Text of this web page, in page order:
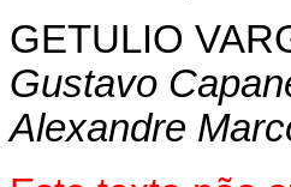
GETULIO
Gustavo
Alexandre